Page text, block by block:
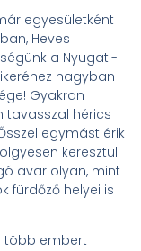
egyesületként
Heves
a Nyugati-
nagyban
Gyakran
tavasszal hérics
egymást érik
keresztül
avar olyan, mint
fürdőző helyei is
több embert